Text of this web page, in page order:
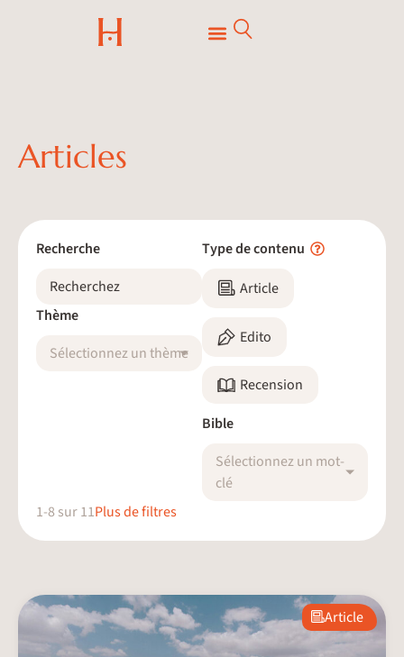
Articles
Recherche
Thème
Sélectionnez un thème
Type de contenu
Article
Edito
Recension
Bible
Sélectionnez un mot-
clé
1-8sur11Plus de filtres
Article